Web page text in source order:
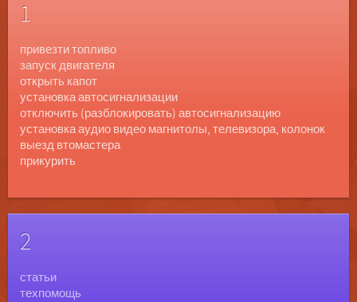
1
привезти топливо
запуск двигателя
открыть капот
установка автосигнализации
отключить (разблокировать) автосигнализацию
установка аудио видео магнитолы, телевизора, колонок
выезд втомастера
прикурить
2
статьи
техпомощь